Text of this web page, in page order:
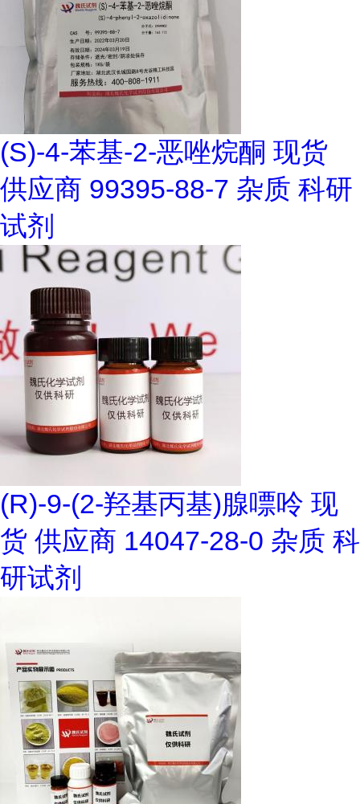
(S)-4-苯基-2-恶唑烷酮 现货
供应商 99395-88-7 杂质 科研
试剂
(R)-9-(2-羟基丙基)腺嘌呤 现
货 供应商 14047-28-0 杂质 科
研试剂